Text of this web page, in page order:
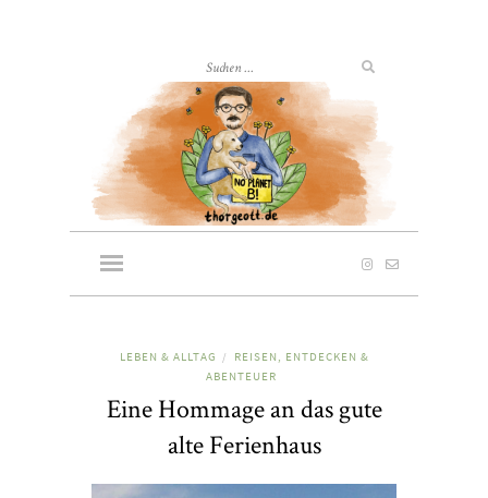
LEBEN & ALLTAG /
REISEN, ENTDECKEN &
ABENTEUER
Eine Hommage an das gute
alte Ferienhaus